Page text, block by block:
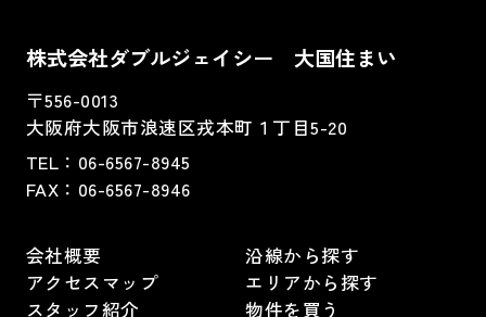
株式会社ダブルジェイシー 大国住まい
〒556-0013
大阪府大阪市浪速区戎本町１丁目5-20
TEL： 06-6567-8945
FAX：06-6567-8946
会社概要
アクセスマップ
スタッフ紹介
沿線から探す
エリアから探す
物件を買う